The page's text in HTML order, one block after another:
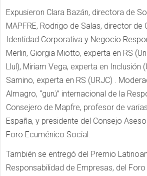
Expusieron Clara Bazán, directora de
MAPFRE, Rodrigo de Salas, director de
Identidad Corporativa y Negocio
Merlin, Giorgia Miotto, experta en RS
Llul), Miriam Vega, experta en Inclusión
Samino, experta en RS (URJC) .
Almagro, “gurú” internacional de la
Consejero de Mapfre, profesor de
España, y presidente del Consejo
Foro Ecuménico Social.
También se entregó del Premio
Responsabilidad de Empresas, del